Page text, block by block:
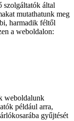
szolgáltatók által
mutathatunk meg
harmadik féltől
a weboldalon:
weboldalunk
például arra,
gyűjtését